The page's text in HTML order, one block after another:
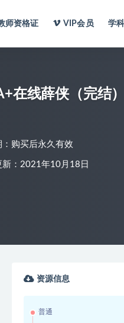
师资格证 VIP会员 学
在线薛侠（完结）
：购买后永久有效
新：2021年10月18日
资源信息
普通